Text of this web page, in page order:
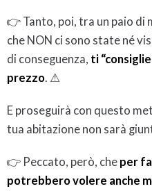
👉 Tanto, poi, tra un paio
che NON ci sono state né
di conseguenza, ti
prezzo. ⚠
E proseguirà con questo
tua abitazione non sarà
👉 Peccato, però, che per
potrebbero volere anche